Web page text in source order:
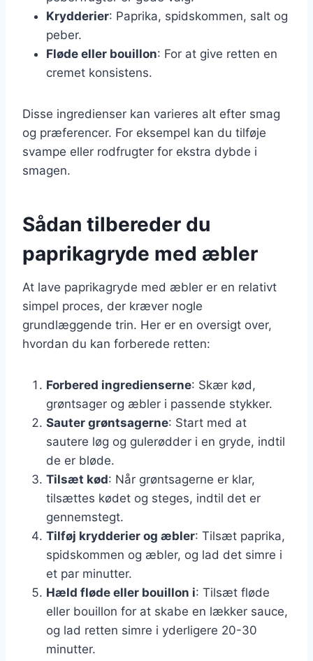
Krydderier: Paprika, spidskommen, salt og
peber.
Fløde eller bouillon: For at give retten en
cremet konsistens.
Disse ingredienser kan varieres alt efter smag
og præferencer. For eksempel kan du tilføje
svampe eller rodfrugter for ekstra dybde i
smagen.
Sådan tilbereder du
paprikagryde med æbler
At lave paprikagryde med æbler er en relativt
simpel proces, der kræver nogle
grundlæggende trin. Her er en oversigt over,
hvordan du kan forberede retten:
Forbered ingredienserne: Skær kød,
grøntsager og æbler i passende stykker.
Sauter grøntsagerne: Start med at
sautere løg og gulerødder i en gryde, indtil
de er bløde.
Tilsæt kød: Når grøntsagerne er klar,
tilsættes kødet og steges, indtil det er
gennemstegt.
Tilføj krydderier og æbler: Tilsæt paprika,
spidskommen og æbler, og lad det simre i
et par minutter.
Hæld fløde eller bouillon i: Tilsæt fløde
eller bouillon for at skabe en lækker sauce,
og lad retten simre i yderligere 20-30
minutter.